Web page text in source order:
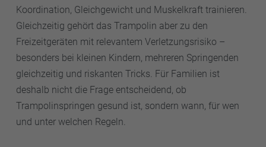
Koordination, Gleichgewicht und Muskelkraft trainieren.
Gleichzeitig gehört das Trampolin aber zu den
Freizeitgeräten mit relevantem Verletzungsrisiko –
besonders bei kleinen Kindern, mehreren Springenden
gleichzeitig und riskanten Tricks. Für Familien ist
deshalb nicht die Frage entscheidend, ob
Trampolinspringen gesund ist, sondern wann, für wen
und unter welchen Regeln.